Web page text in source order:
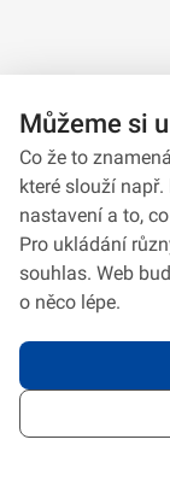
A Report 8/
2026 © VeV-VA
Můžeme si
Co že to
které slouží
nastavení a to,
Pro ukládání
souhlas. Web
o něco lépe.